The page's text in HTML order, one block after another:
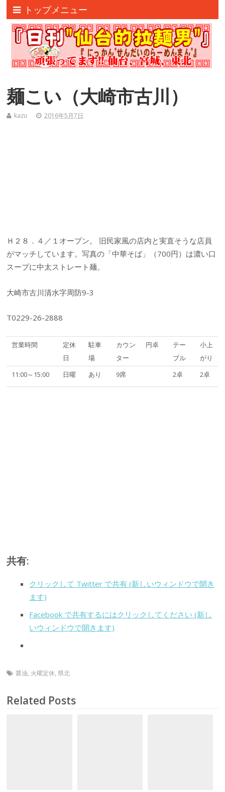
トップメニュー
麺こい（大崎市古川）
kazu 2016年5月7日
Ｈ２８．４／１オープン。 旧民家風の店内と実直そうな店員
がマッチしています。写真の「中華そば」（700円）は濃い口
スープに中太ストレート麺。
大崎市古川清水字周防9-3
T0229-26-2888
営業時間
定休
日
駐車
場
カウン
ター
円卓
テー
ブル
小上
がり
11:00～15:00
日曜 あり 9席 2卓 2卓
共有:
クリックして Twitter で共有 (新しいウィンドウで開き
ます)
Facebook で共有するにはクリックしてください (新し
いウィンドウで開きます)
醤油, 火曜定休, 県北
Related Posts